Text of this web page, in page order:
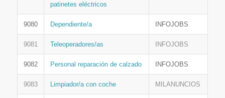
patinetes eléctricos
9080 Dependiente/a INFOJOBS
9081 Teleoperadores/as INFOJOBS
9082 Personal reparación de calzado INFOJOBS
9083 Limpiador/a con coche MILANUNCIOS